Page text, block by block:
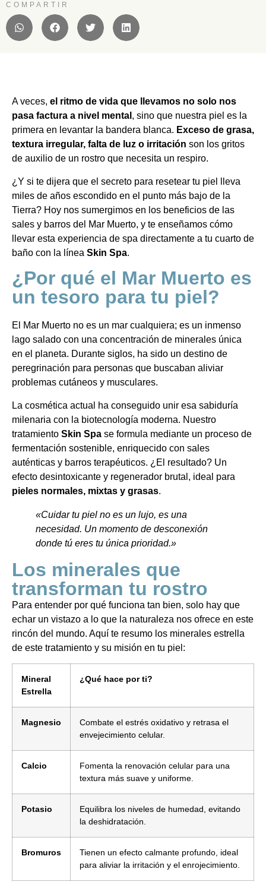
COMPARTIR
A veces, el ritmo de vida que llevamos no solo nos
pasa factura a nivel mental , sino que nuestra piel es la
primera en levantar la bandera blanca. Exceso de grasa,
textura irregular, falta de luz o irritación son los gritos
de auxilio de un rostro que necesita un respiro.
¿Y si te dijera que el secreto para resetear tu piel lleva
miles de años escondido en el punto más bajo de la
Tierra? Hoy nos sumergimos en los beneficios de las
sales y barros del Mar Muerto, y te enseñamos cómo
llevar esta experiencia de spa directamente a tu cuarto de
baño con la línea Skin Spa.
¿Por qué el Mar Muerto es
un tesoro para tu piel?
El Mar Muerto no es un mar cualquiera; es un inmenso
lago salado con una concentración de minerales única
en el planeta. Durante siglos, ha sido un destino de
peregrinación para personas que buscaban aliviar
problemas cutáneos y musculares.
La cosmética actual ha conseguido unir esa sabiduría
milenaria con la biotecnología moderna. Nuestro
tratamiento Skin Spa se formula mediante un proceso de
fermentación sostenible, enriquecido con sales
auténticas y barros terapéuticos. ¿El resultado? Un
efecto desintoxicante y regenerador brutal, ideal para
pieles normales, mixtas y grasas.
«Cuidar tu piel no es un lujo, es una
necesidad. Un momento de desconexión
donde tú eres tu única prioridad.»
Los minerales que
transforman tu rostro
Para entender por qué funciona tan bien, solo hay que
echar un vistazo a lo que la naturaleza nos ofrece en este
rincón del mundo. Aquí te resumo los minerales estrella
de este tratamiento y su misión en tu piel:
Mineral
Estrella
¿Qué hace por ti?
Magnesio
Combate el estrés oxidativo y retrasa el
envejecimiento celular.
Calcio
Fomenta la renovación celular para una
textura más suave y uniforme.
Potasio
Equilibra los niveles de humedad, evitando
la deshidratación.
Bromuros
Tienen un efecto calmante profundo, ideal
para aliviar la irritación y el enrojecimiento.